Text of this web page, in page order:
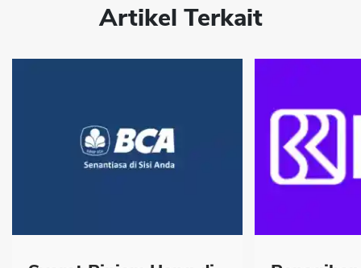
Artikel Terkait